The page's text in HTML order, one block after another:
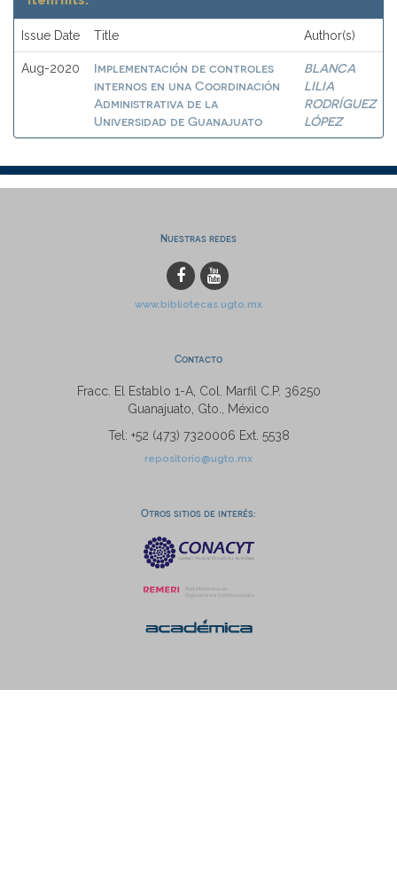
Issue Date Title Author(s)
Aug-2020
Implementación de controles
internos en una Coordinación
Administrativa de la
Universidad de Guanajuato
BLANCA
LILIA
RODRÍGUEZ
LÓPEZ
Nuestras redes
www.bibliotecas.ugto.mx
Contacto
Fracc. El Establo 1-A, Col. Marfil C.P. 36250
Guanajuato, Gto., México
Tel: +52 (473) 7320006 Ext. 5538
repositorio@ugto.mx
Otros sitios de interés: